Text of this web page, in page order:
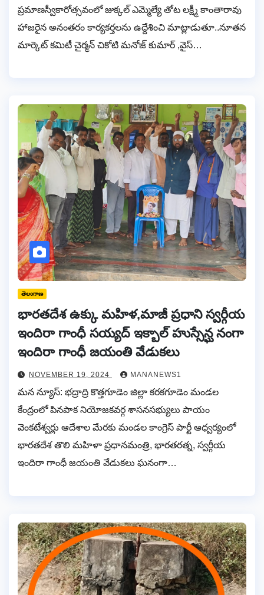
ప్రమాణస్వీకారోత్సవంలో జుక్కల్ ఎమ్మెల్యే తోట లక్ష్మీ కాంతారావు
హాజరైన అనంతరం కార్యకర్తలను ఉద్దేశించి మాట్లాడుతూ..నూతన
మార్కెట్ కమిటీ చైర్మన్ చికోటి మనోజ్ కుమార్ ,వైస్…
తెలంగాణ
భారతదేశ ఉక్కు మహిళ,మాజీ ప్రధాని స్వర్గీయ
ఇందిరా గాంధీ సయ్యద్ ఇక్బాల్ హుస్సేన్ఘ నంగా
ఇందిరా గాంధీ జయంతి వేడుకలు
NOVEMBER 19, 2024 MANANEWS1
మన న్యూస్: భద్రాద్రి కొత్తగూడెం జిల్లా కరకగూడెం మండల
కేంద్రంలో పినపాక నియోజకవర్గ శాసనసభ్యులు పాయం
వెంకటేశ్వర్లు ఆదేశాల మేరకు మండల కాంగ్రెస్ పార్టీ ఆధ్వర్యంలో
భారతదేశ తొలి మహిళా ప్రధానమంత్రి, భారతరత్న, స్వర్గీయ
ఇందిరా గాంధీ జయంతి వేడుకలు ఘనంగా…